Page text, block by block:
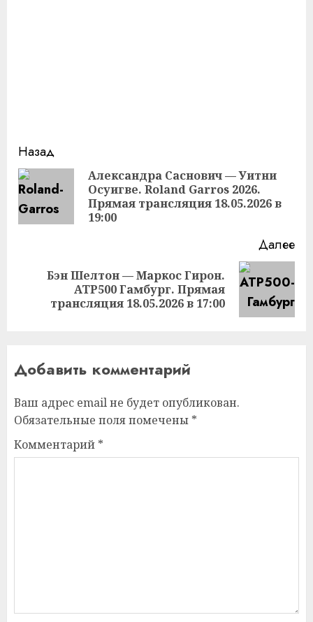
Продолжить
чтение
Назад
Александра Саснович — Уитни
Осуигве. Roland Garros 2026.
Прямая трансляция 18.05.2026 в
19:00
Далее
Следующая
запись:
Бэн Шелтон — Маркос Гирон.
ATP500 Гамбург. Прямая
трансляция 18.05.2026 в 17:00
Добавить комментарий
Ваш адрес email не будет опубликован.
Обязательные поля помечены *
Комментарий *